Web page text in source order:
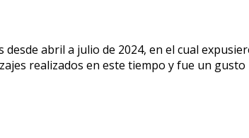
abril a julio de 2024, en el cual
realizados en este tiempo y fue un